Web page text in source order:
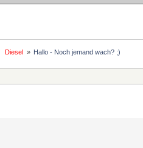
Diesel » Hallo - Noch jemand wach? ;)